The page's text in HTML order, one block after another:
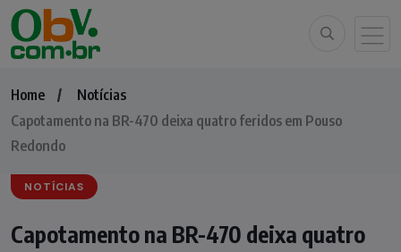
Home
Notícias
Capotamento na BR-470 deixa quatro feridos em Pouso
Redondo
NOTÍCIAS
Capotamento na BR-470 deixa quatro